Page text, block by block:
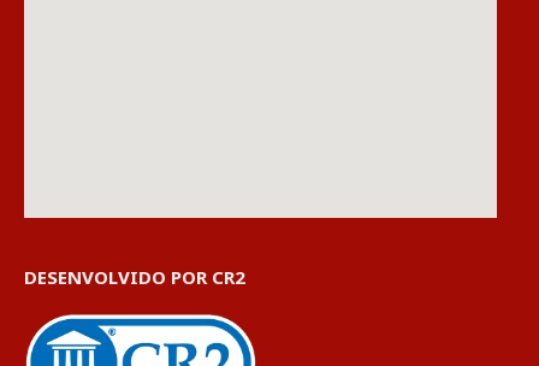
DESENVOLVIDO POR CR2